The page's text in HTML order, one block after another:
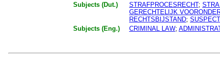
Subjects (Dut.)
STRAFPROCESRECHT;
GERECHTELIJK
RECHTSBIJSTAND; SUSPECT
Subjects (Eng.)
CRIMINAL LAW;